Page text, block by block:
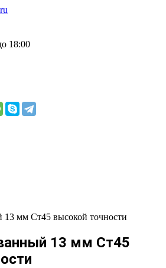
18:00
13 мм Ст45 высокой точности
13 мм Ст45